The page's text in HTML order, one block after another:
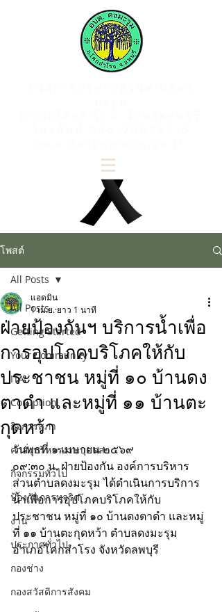
โพสต์
All Posts
Getting Started
Your Community
ITA
Coruption
กิจการสภา
คำสั่งบริหารงานบุคคล
กิจกรรมทั่วไป
ป้องกันการทุจริต
งาน
ประกาศทั่วไป
กองช่าง
กองสวัสดิการสังคม
All Posts
ฝ่ายป้องกันฯ บริการน้ำเพื่อ
การอุปโภคบริโภคให้กับ
ประชาชน หมู่ที่ ๑๐ บ้านดง
ตาดำ และหมู่ที่ ๑๑ บ้านตะ
กุดหว้า
แอดมิน
1 เม.ย. ยาว 1 นาที
วันพุธที่ ๑ เมษายน ๒๕๖๙
๐๙:๓๐ น. ฝ่ายป้องกัน องค์การบริหาร
ส่วนตำบลดงมะรุม ได้ดำเนินการบริการ
น้ำเพื่อการอุปโภคบริโภคให้กับ
ประชาชน หมู่ที่ ๑๐ บ้านดงตาดำ และหมู่
ที่ ๑๑ บ้านตะกุดหว้า ตำบลดงมะรุม
อำเภอโคกสำโรง จังหวัดลพบุรี